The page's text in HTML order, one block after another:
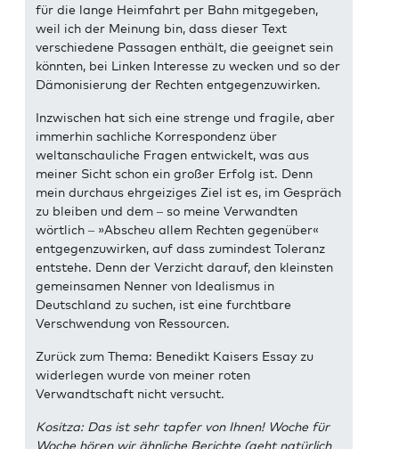
für die lange Heimfahrt per Bahn mitgegeben,
weil ich der Meinung bin, dass dieser Text
verschiedene Passagen enthält, die geeignet sein
könnten, bei Linken Interesse zu wecken und so der
Dämonisierung der Rechten entgegenzuwirken.
Inzwischen hat sich eine strenge und fragile, aber
immerhin sachliche Korrespondenz über
weltanschauliche Fragen entwickelt, was aus
meiner Sicht schon ein großer Erfolg ist. Denn
mein durchaus ehrgeiziges Ziel ist es, im Gespräch
zu bleiben und dem – so meine Verwandten
wörtlich – »Abscheu allem Rechten gegenüber«
entgegenzuwirken, auf dass zumindest Toleranz
entstehe. Denn der Verzicht darauf, den kleinsten
gemeinsamen Nenner von Idealismus in
Deutschland zu suchen, ist eine furchtbare
Verschwendung von Ressourcen.
Zurück zum Thema: Benedikt Kaisers Essay zu
widerlegen wurde von meiner roten
Verwandtschaft nicht versucht.
Kositza: Das ist sehr tapfer von Ihnen! Woche für
Woche hören wir ähnliche Berichte (geht natürlich